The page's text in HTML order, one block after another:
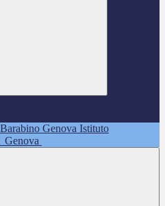
Istituto
Genova